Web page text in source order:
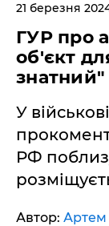
21 березня
ГУР про
об'єкт
знатний"
У
РФ
Автор: Артем